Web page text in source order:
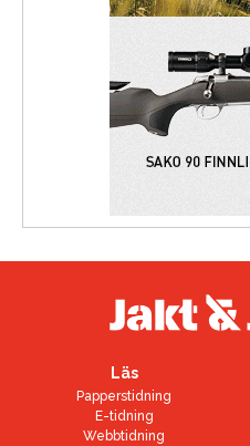
Läs
Papperstidning
E-tidning
Webbtidning